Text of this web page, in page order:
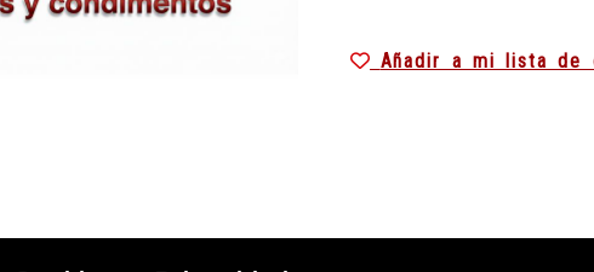
Añadir a mi lista de